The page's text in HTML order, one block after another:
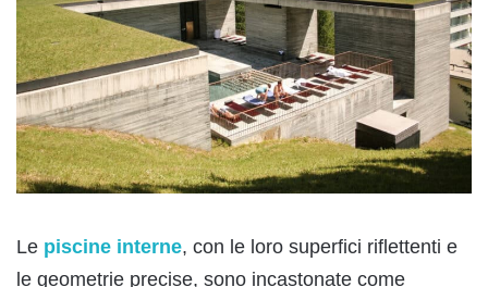
Le piscine interne, con le loro superfici riflettenti e
le geometrie precise, sono incastonate come